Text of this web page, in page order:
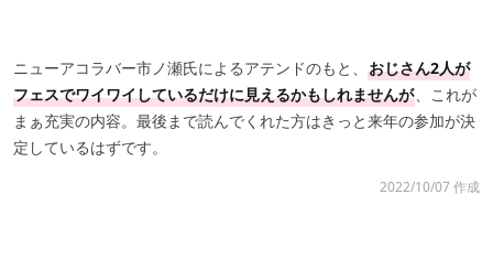
ニューアコラバー市ノ瀬氏によるアテンドのもと、 おじさん2人が
フェスでワイワイしているだけに見えるかもしれませんが、これが
まぁ充実の内容。最後まで読んでくれた方はきっと来年の参加が決
定しているはずです。
2022/10/07 作成